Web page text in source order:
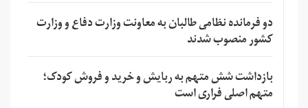
دو فرمانده نظامی طالبان به معاونت وزارت دفاع و وزارت
کشور منصوب شدند
بازداشت شش متهم به ربایش و خرید و فروش کودک؛
متهم اصلی فراری است